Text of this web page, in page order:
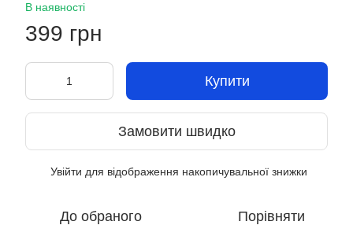
В наявності
399 грн
Купити
Замовити швидко
Увійти для відображення накопичувальної знижки
До обраного Порівняти